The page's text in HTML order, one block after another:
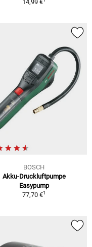
14,99 €
BOSCH
Akku-Druckluftpumpe
Easypump
77,70 €1